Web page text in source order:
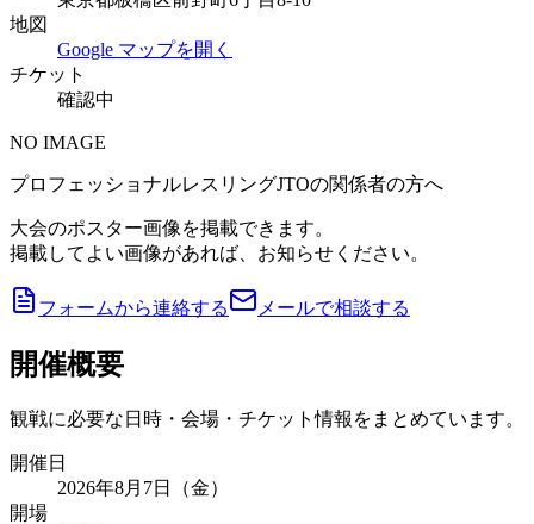
地図
Google マップを開く
チケット
確認中
NO IMAGE
プロフェッショナルレスリングJTOの関係者の方へ
大会のポスター画像を掲載できます。
掲載してよい画像があれば、お知らせください。
フォームから連絡する メールで相談する
開催概要
観戦に必要な日時・会場・チケット情報をまとめています。
開催日
2026年8月7日（金）
開場